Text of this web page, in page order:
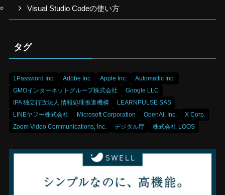
Visual Studio Codeの使い方
タグ
1Password Inc. Adobe Inc. Apple Inc.
Automattic Inc.
GMOインターネットグループ株式会社
Google LLC
IPA 独立行政法人 情報処理推進機構
LEARNPULSE SAS
LINEヤフー株式会社
Microsoft Corporation OpenAI, Inc.
X Corp.
Zoom Video Communications, Inc.
デジタル庁 株式会社 LOOS